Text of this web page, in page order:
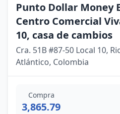
Punto Dollar Money
Centro Comercial
10, casa de cambios
Cra. 51B #87-50 Local 10,
Atlántico, Colombia
Compra
3,865.79